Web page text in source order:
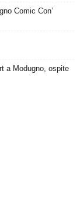
Comic Con’
a Modugno, ospite